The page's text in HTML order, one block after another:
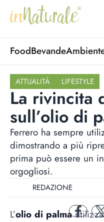
FoodBevande
ATTUALITÀ LIFESTYLE
La rivincita
sull’olio di
Ferrero ha sempre
dimostrando a più
prima può essere un
orgogliosi.
REDAZIONE
L’olio di palma